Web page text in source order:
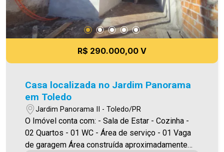
R$ 290.000,00 V
Casa localizada no Jardim Panorama
em Toledo
Jardim Panorama II - Toledo/PR
O Imóvel conta com: - Sala de Estar - Cozinha -
02 Quartos - 01 WC - Área de serviço - 01 Vaga
de garagem Área construída aproximadamente